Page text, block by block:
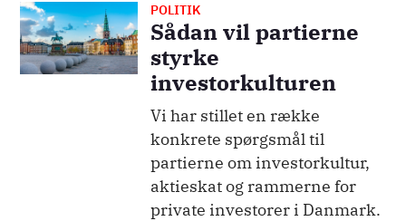
Billede POLITIK
Sådan vil partierne
styrke
investorkulturen
Vi har stillet en række
konkrete spørgsmål til
partierne om investorkultur,
aktieskat og rammerne for
private investorer i Danmark.